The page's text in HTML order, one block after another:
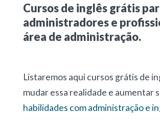
Cursos de inglês grátis
administradores e
área de administração.
Listaremos aqui cursos grátis de
mudar essa realidade e aumentar
habilidades com administração e